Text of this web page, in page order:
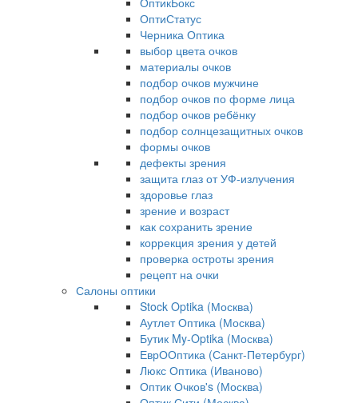
ОптиСтатус
Черника Оптика
выбор цвета очков
материалы очков
подбор очков мужчине
подбор очков по форме лица
подбор очков ребёнку
подбор солнцезащитных очков
формы очков
дефекты зрения
защита глаз от УФ-излучения
здоровье глаз
зрение и возраст
как сохранить зрение
коррекция зрения у детей
проверка остроты зрения
рецепт на очки
Салоны оптики
Stock Optika (Москва)
Аутлет Оптика (Москва)
Бутик My-Optika (Москва)
ЕврООптика (Санкт-Петербург)
Люкс Оптика (Иваново)
Оптик Очков's (Москва)